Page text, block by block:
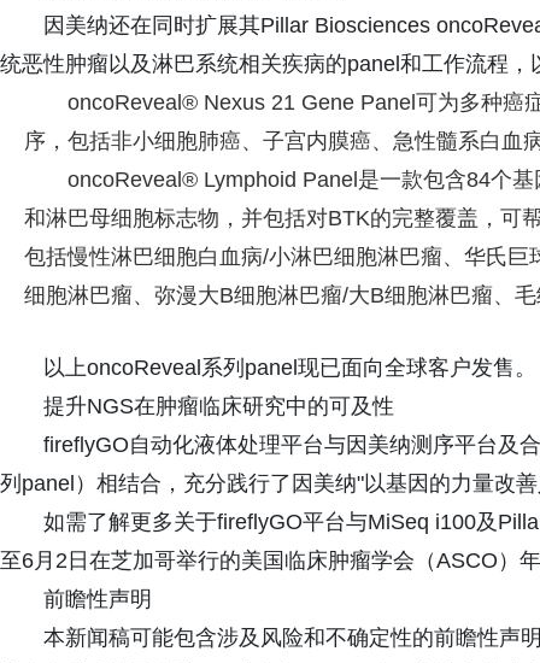
因美纳还在同时扩展其Pillar Biosciences
统恶性肿瘤以及淋巴系统相关疾病的panel和工作流程
oncoReveal® Nexus 21 Gene Panel可为多种癌
序，包括非小细胞肺癌、子宫内膜癌、急性髓系白血
oncoReveal® Lymphoid Panel是一款包含84个
和淋巴母细胞标志物，并包括对BTK的完整覆盖，可
包括慢性淋巴细胞白血病/小淋巴细胞淋巴瘤、华氏
细胞淋巴瘤、弥漫大B细胞淋巴瘤/大B细胞淋巴瘤、
以上oncoReveal系列panel现已面向全球客户发售。
提升NGS在肿瘤临床研究中的可及性
fireflyGO自动化液体处理平台与因美纳测序平台及
列panel）相结合，充分践行了因美纳"以基因的力量改
如需了解更多关于fireflyGO平台与MiSeq i100及
至6月2日在芝加哥举行的美国临床肿瘤学会（ASCO）
前瞻性声明
本新闻稿可能包含涉及风险和不确定性的前瞻性声